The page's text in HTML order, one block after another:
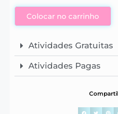
Colocar no carrinho
Atividades Gratuitas
Atividades Pagas